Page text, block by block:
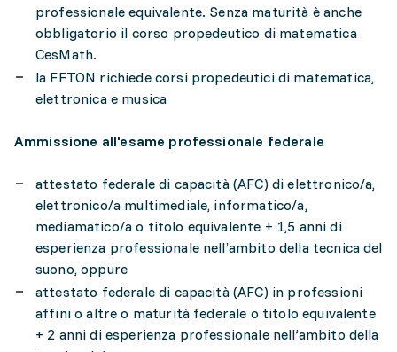
professionale equivalente. Senza maturità è anche
obbligatorio il corso propedeutico di matematica
CesMath.
la FFTON richiede corsi propedeutici di matematica,
elettronica e musica
Ammissione all'esame professionale federale
attestato federale di capacità (AFC) di elettronico/a,
elettronico/a multimediale, informatico/a,
mediamatico/a o titolo equivalente + 1,5 anni di
esperienza professionale nell’ambito della tecnica del
suono, oppure
attestato federale di capacità (AFC) in professioni
affini o altre o maturità federale o titolo equivalente
+ 2 anni di esperienza professionale nell’ambito della